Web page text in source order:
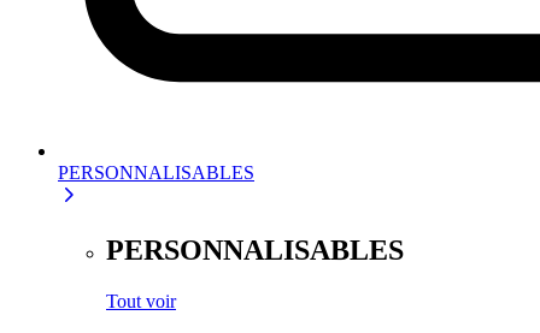
PERSONNALISABLES
PERSONNALISABLES
Tout voir